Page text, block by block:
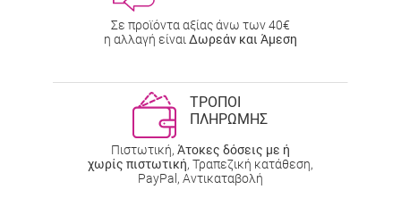
Σε προϊόντα αξίας άνω των 40€
η αλλαγή είναι Δωρεάν και Άμεση
ΤΡΟΠΟΙ
ΠΛΗΡΩΜΗΣ
Πιστωτική, Άτοκες δόσεις με ή
χωρίς πιστωτική, Τραπεζική κατάθεση,
PayPal, Αντικαταβολή